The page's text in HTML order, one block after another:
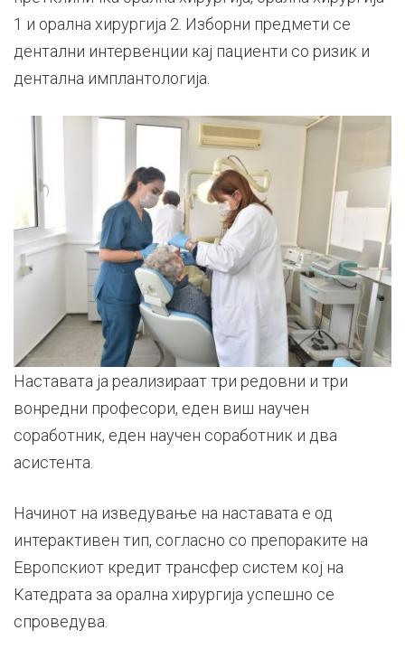
1 и орална хирургија 2. Изборни предмети се
дентални интервенции кај пациенти со ризик и
дентална имплантологија.
Наставата ја реализираат три редовни и три
вонредни професори, еден виш научен
соработник, еден научен соработник и два
асистента.
Начинот на изведување на наставата е од
интерактивен тип, согласно со препораките на
Европскиот кредит трансфер систем кој на
Катедрата за орална хирургија успешно се
спроведува.